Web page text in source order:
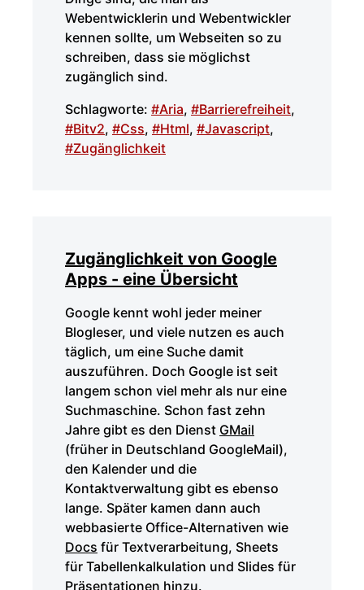
Webentwicklerin und Webentwickler
kennen sollte, um Webseiten so zu
schreiben, dass sie möglichst
zugänglich sind.
Schlagworte: #Aria, #Barrierefreiheit,
#Bitv2, #Css, #Html, #Javascript,
#Zugänglichkeit
Zugänglichkeit von Google
Apps - eine Übersicht
Google kennt wohl jeder meiner
Blogleser, und viele nutzen es auch
täglich, um eine Suche damit
auszuführen. Doch Google ist seit
langem schon viel mehr als nur eine
Suchmaschine. Schon fast zehn
Jahre gibt es den Dienst GMail
(früher in Deutschland GoogleMail),
den Kalender und die
Kontaktverwaltung gibt es ebenso
lange. Später kamen dann auch
webbasierte Office-Alternativen wie
Docs für Textverarbeitung, Sheets
für Tabellenkalkulation und Slides für
Präsentationen hinzu.